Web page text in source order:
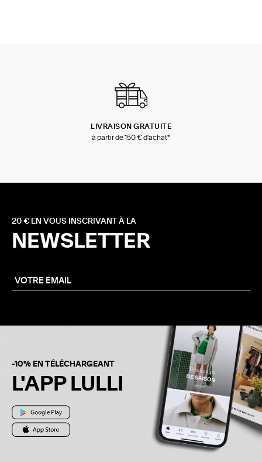
LIVRAISON GRATUITE
à partir de 150 € d'achat*
20 € EN VOUS INSCRIVANT À LA
NEWSLETTER
-10% EN TÉLÉCHARGEANT
L'APP LULLI